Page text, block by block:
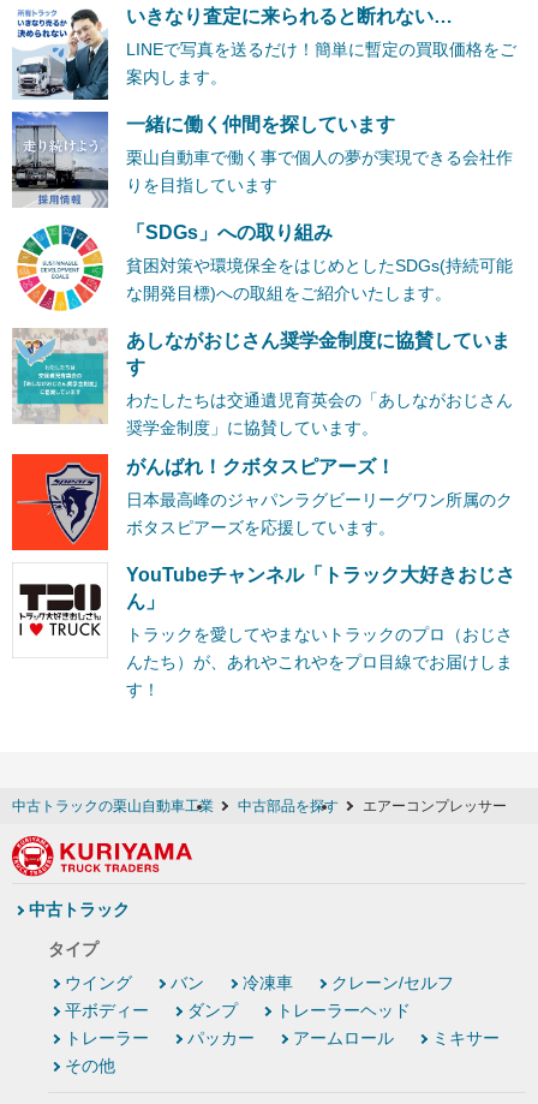
いきなり査定に来られると断れない…
LINEで写真を送るだけ！簡単に暫定の買取価格をご
案内します。
一緒に働く仲間を探しています
栗山自動車で働く事で個人の夢が実現できる会社作
りを目指しています
「SDGs」への取り組み
貧困対策や環境保全をはじめとしたSDGs(持続可能
な開発目標)への取組をご紹介いたします。
あしながおじさん奨学金制度に協賛していま
す
わたしたちは交通遺児育英会の「あしながおじさん
奨学金制度」に協賛しています。
がんばれ！クボタスピアーズ！
日本最高峰のジャパンラグビーリーグワン所属のク
ボタスピアーズを応援しています。
YouTubeチャンネル「トラック大好きおじさ
ん」
トラックを愛してやまないトラックのプロ（おじさ
んたち）が、あれやこれやをプロ目線でお届けしま
す！
中古トラックの栗山自動車工業 中古部品を探す エアーコンプレッサー
中古トラック
タイプ
ウイング
バン 冷凍車
クレーン/セルフ
平ボディー
ダンプ
トレーラーヘッド
トレーラー
パッカー アームロール
ミキサー
その他